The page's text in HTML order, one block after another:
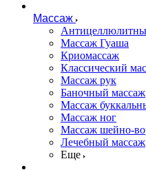
Массаж
Массаж Гуаша
Криомассаж
Классический
Массаж рук
Баночный массаж
Массаж
Массаж ног
Массаж шейно-
Лечебный массаж
Еще